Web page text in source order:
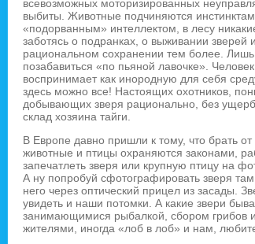
всевозможных моторизированных
выбиты. Животные подчиняются
«подорванным» интеллектом, в лесу
заботясь о подранках, о выживании зверей
рациональном сохранении тем более.
позабавиться «по пьяной лавочке».
воспринимает как инородную для себя
здесь можно все! Настоящих охотников,
добывающих зверя рационально, без
склад хозяина тайги.
В Европе давно пришли к тому, что брать
животные и птицы охраняются законами,
запечатлеть зверя или крупную птицу на
А ну попробуй сфотографировать зверя
него через оптический прицел из засады.
увидеть и наши потомки. А какие звери
занимающимися рыбалкой, сбором грибов и
жителями, иногда «лоб в лоб» и нам,